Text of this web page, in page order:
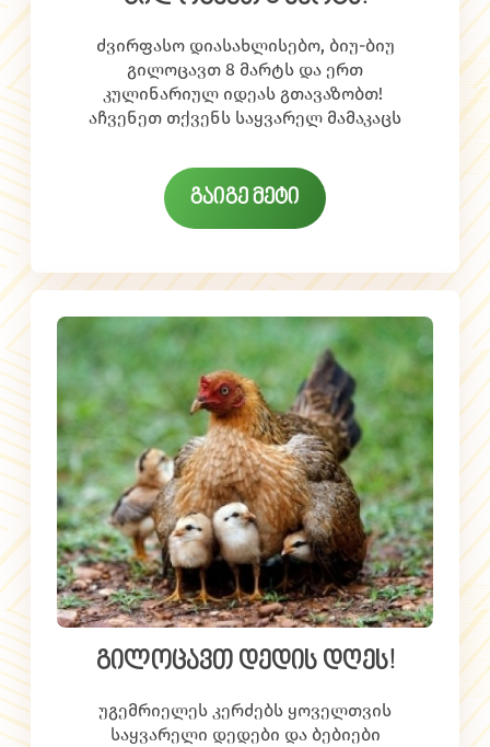
ძვირფასო დიასახლისებო, ბიუ-ბიუ
გილოცავთ 8 მარტს და ერთ
კულინარიულ იდეას გთავაზობთ!
აჩვენეთ თქვენს საყვარელ მამაკაცს
საშუალება, ამ დღეს თავად
მოგიმზადოთ რომანტიული ვახშამი!
თქვენ კი დაისვენეთ და ისიამოვნეთ ამ
გაიგე მეტი
გილოცავთ დედის დღეს!
უგემრიელეს კერძებს ყოველთვის
საყვარელი დედები და ბებიები